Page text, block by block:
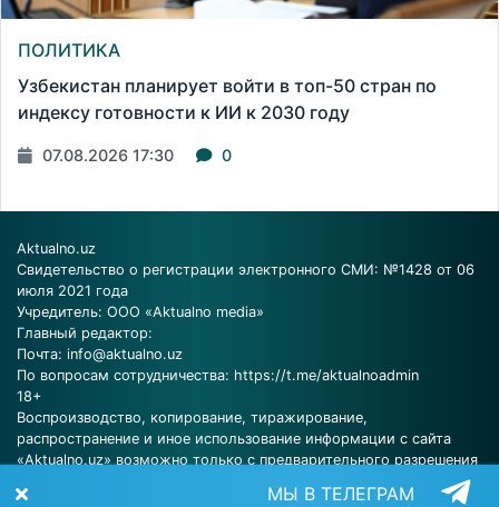
ПОЛИТИКА
Узбекистан планирует войти в топ-50 стран по
индексу готовности к ИИ к 2030 году
07.08.2026 17:30 0
Aktualno.uz
Свидетельство о регистрации электронного СМИ: №1428 от 06
июля 2021 года
Учредитель: ООО «Aktualno media»
Главный редактор:
Почта: info@aktualno.uz
По вопросам сотрудничества: https://t.me/aktualnoadmin
18+
Воспроизводство, копирование, тиражирование,
распространение и иное использование информации с сайта
«Aktualno.uz» возможно только с предварительного разрешения
МЫ В ТЕЛЕГРАМ